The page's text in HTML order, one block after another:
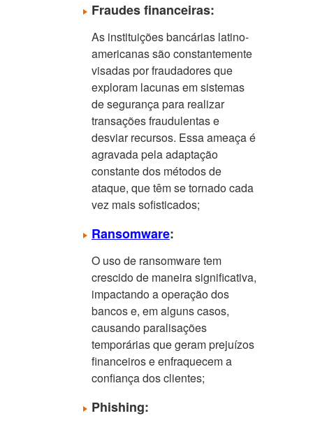
Fraudes financeiras:
As instituições bancárias latino-
americanas são constantemente
visadas por fraudadores que
exploram lacunas em sistemas
de segurança para realizar
transações fraudulentas e
desviar recursos. Essa ameaça é
agravada pela adaptação
constante dos métodos de
ataque, que têm se tornado cada
vez mais sofisticados;
Ransomware:
O uso de ransomware tem
crescido de maneira significativa,
impactando a operação dos
bancos e, em alguns casos,
causando paralisações
temporárias que geram prejuízos
financeiros e enfraquecem a
confiança dos clientes;
Phishing: